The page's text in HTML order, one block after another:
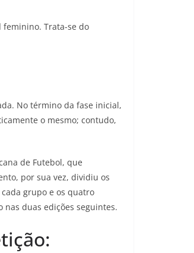
feminino. Trata-se do
No término da fase inicial,
o mesmo; contudo,
de Futebol, que
por sua vez, dividiu os
grupo e os quatro
duas edições seguintes.